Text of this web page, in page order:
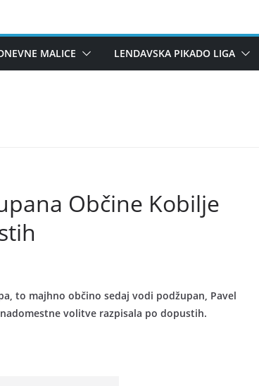
MALICE LENDAVSKA PIKADO LIGA
Občine Kobilje
to majhno občino sedaj vodi podžupan, Pavel
volitve razpisala po dopustih.